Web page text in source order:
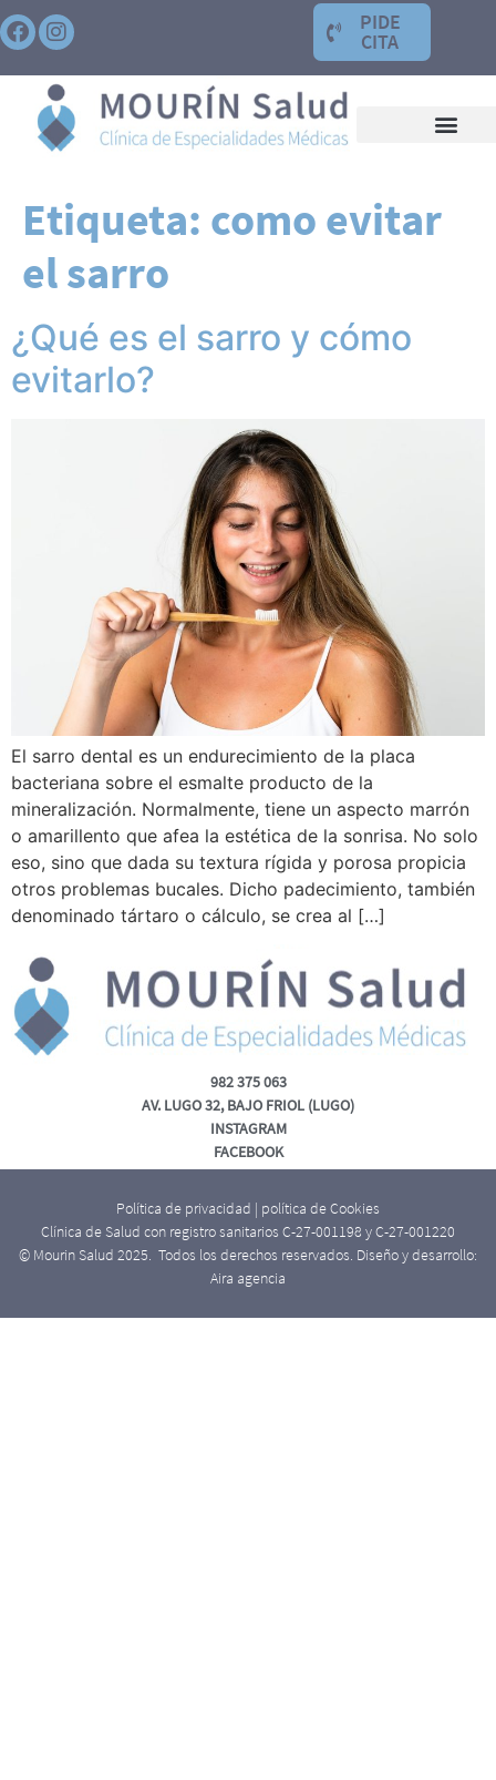
PIDE
CITA
Etiqueta: como evitar
el sarro
¿Qué es el sarro y cómo
evitarlo?
El sarro dental es un endurecimiento de la placa
bacteriana sobre el esmalte producto de la
mineralización. Normalmente, tiene un aspecto marrón
o amarillento que afea la estética de la sonrisa. No solo
eso, sino que dada su textura rígida y porosa propicia
otros problemas bucales. Dicho padecimiento, también
denominado tártaro o cálculo, se crea al […]
982 375 063
AV. LUGO 32, BAJO FRIOL (LUGO)
INSTAGRAM
FACEBOOK
Política de privacidad | política de Cookies
Clínica de Salud con registro sanitarios C-27-001198 y C-27-001220
© Mourin Salud 2025. Todos los derechos reservados. Diseño y desarrollo:
Aira agencia